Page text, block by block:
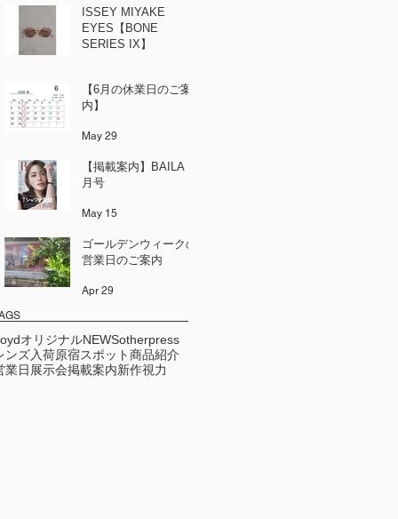
ISSEY MIYAKE
EYES【BONE
SERIES IX】
【6月の休業日のご案
内】
May 29
【掲載案内】BAILA 6
月号
May 15
ゴールデンウィークの
営業日のご案内
Apr 29
オリジナルNEWSotherpress
ンズ入荷原宿スポット商品紹介
業日 展示会掲載案内新作視力